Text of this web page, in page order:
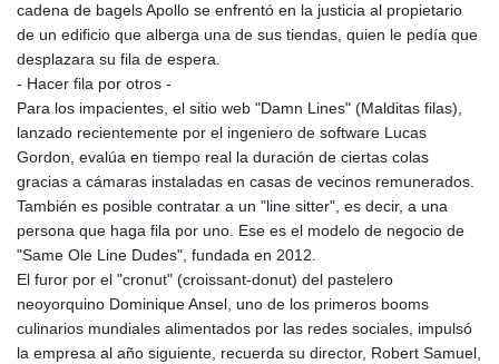
LVL 0.699335
LYD 7.331909
4918.938878
2427.596601
MRU 46.338424
MUR 54.419742
MVR 17.862733
cadena de bagels Apollo se enfrentó en la justicia al propietario
de un edificio que alberga una de sus tiendas, quien le pedía que
desplazara su fila de espera.
- Hacer fila por otros -
Para los impacientes, el sitio web "Damn Lines" (Malditas filas),
lanzado recientemente por el ingeniero de software Lucas
Gordon, evalúa en tiempo real la duración de ciertas colas
gracias a cámaras instaladas en casas de vecinos remunerados.
También es posible contratar a un "line sitter", es decir, a una
persona que haga fila por uno. Ese es el modelo de negocio de
"Same Ole Line Dudes", fundada en 2012.
El furor por el "cronut" (croissant-donut) del pastelero
neoyorquino Dominique Ansel, uno de los primeros booms
culinarios mundiales alimentados por las redes sociales, impulsó
la empresa al año siguiente, recuerda su director, Robert Samuel,